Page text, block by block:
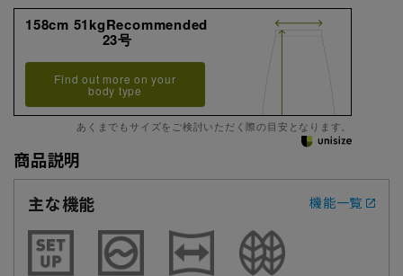
158cm 51kgRecommended
23号
Find out more on your
body type
あくまでもサイズをご検討いただく際の目安となります。
商品説明
主な機能
機能一覧